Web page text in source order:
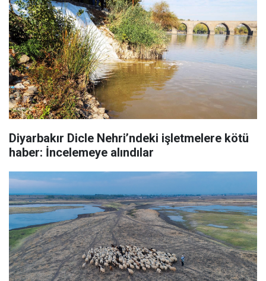
Diyarbakır Dicle Nehri’ndeki işletmelere kötü
haber: İncelemeye alındılar